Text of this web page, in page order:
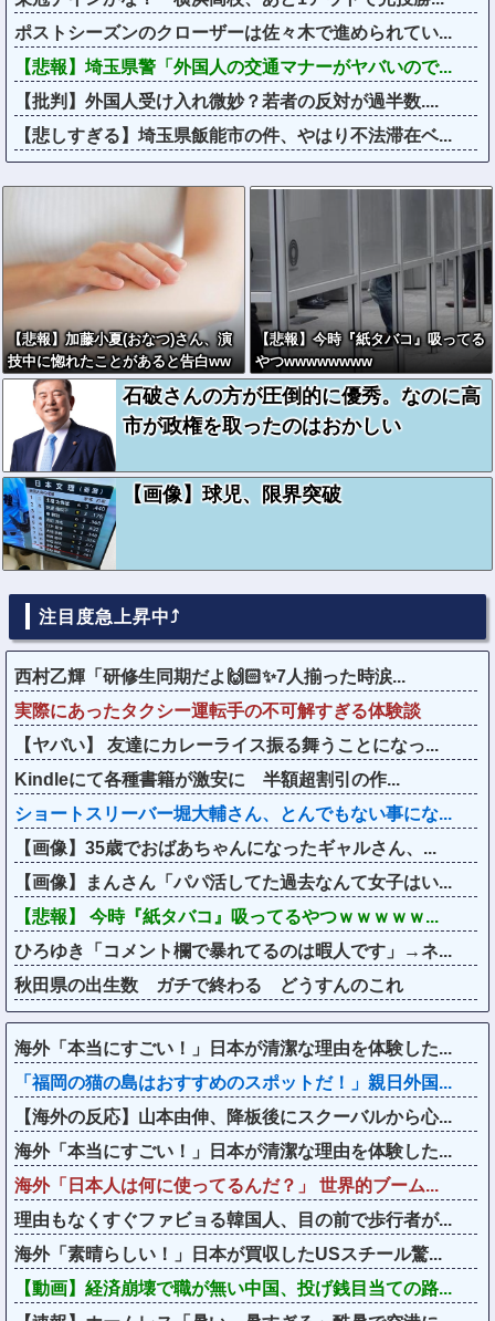
ポストシーズンのクローザーは佐々木で進められてい...
【悲報】埼玉県警「外国人の交通マナーがヤバいので...
【批判】外国人受け入れ微妙？若者の反対が過半数....
【悲しすぎる】埼玉県飯能市の件、やはり不法滞在ベ...
【悲報】加藤小夏(おなつ)さん、演
技中に惚れたことがあると告白ww
wwww
【悲報】今時『紙タバコ』吸ってる
やつwwwwwwww
石破さんの方が圧倒的に優秀。なのに高
市が政権を取ったのはおかしい
【画像】球児、限界突破
注目度急上昇中⤴
西村乙輝「研修生同期だよ🙌🏻✨7人揃った時涙...
実際にあったタクシー運転手の不可解すぎる体験談
【ヤバい】 友達にカレーライス振る舞うことになっ...
Kindleにて各種書籍が激安に 半額超割引の作...
ショートスリーバー堀大輔さん、とんでもない事にな...
【画像】35歳でおばあちゃんになったギャルさん、...
【画像】まんさん「パパ活してた過去なんて女子はい...
【悲報】 今時『紙タバコ』吸ってるやつｗｗｗｗｗ...
ひろゆき「コメント欄で暴れてるのは暇人です」→ネ...
秋田県の出生数 ガチで終わる どうすんのこれ
海外「本当にすごい！」日本が清潔な理由を体験した...
「福岡の猫の島はおすすめのスポットだ！」親日外国...
【海外の反応】山本由伸、降板後にスクーバルから心...
海外「本当にすごい！」日本が清潔な理由を体験した...
海外「日本人は何に使ってるんだ？」 世界的ブーム...
理由もなくすぐファビョる韓国人、目の前で歩行者が...
海外「素晴らしい！」日本が買収したUSスチール驚...
【動画】経済崩壊で職が無い中国、投げ銭目当ての路...